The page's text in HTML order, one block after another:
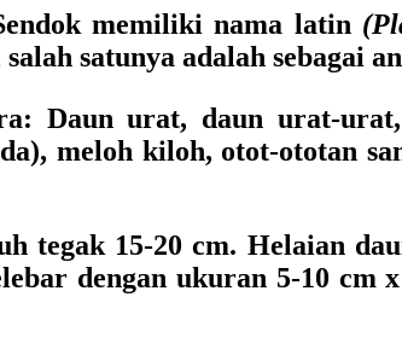
memiliki nama latin
satunya adalah sebagai
Daun urat, daun urat-
meloh kiloh, otot-ototan
tegak 15-20 cm. Helaian
dengan ukuran 5-10 cm